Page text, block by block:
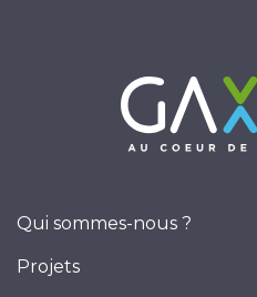
Qui sommes-nous ?
Projets